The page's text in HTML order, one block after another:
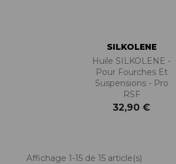
SILKOLENE
Huile SILKOLENE -
Pour Fourches Et
Suspensions - Pro
RSF
32,90 €
Affichage 1-15 de 15 article(s)